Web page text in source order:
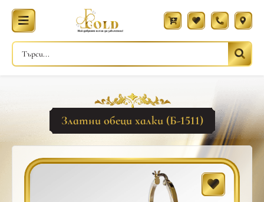
Златни обеци халки (Б-1511)